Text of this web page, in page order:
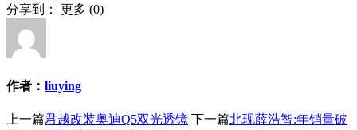
分享到： 更多 (0)
作者： liuying
上一篇君越改装奥迪Q5双光透镜 下一篇北现薛浩智:年销量破